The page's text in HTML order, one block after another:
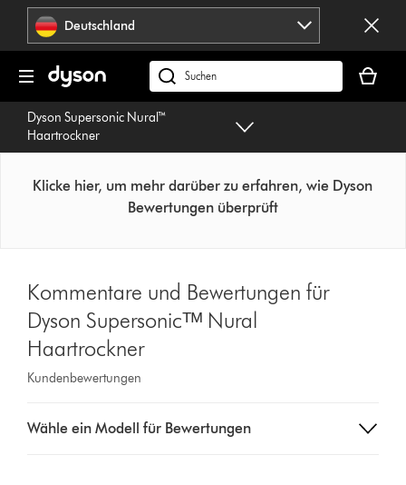
Navigation
überspringenDeutschland
dyson.de
durchsuchen
ist
Dyson Supersonic Nural™
Haartrockner
Klicke hier, um mehr darüber zu erfahren, wie Dyson
Bewertungen überprüft
Kommentare und Bewertungen für
Dyson Supersonicᵀᴹ Nural
Haartrockner
Kundenbewertungen
a
Wähle ein Modell für Bewertungen